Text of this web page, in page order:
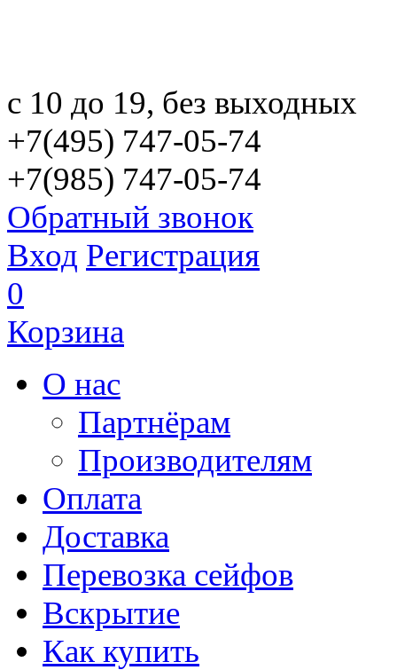
с 10 до 19, без выходных
+7(495) 747-05-74
+7(985) 747-05-74
Обратный звонок
Вход Регистрация
0
Корзина
О нас
Партнёрам
Производителям
Оплата
Доставка
Перевозка сейфов
Вскрытие
Как купить